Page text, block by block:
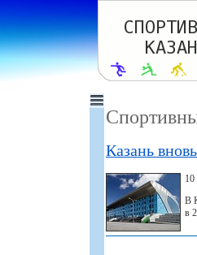
Казань
10
В
в